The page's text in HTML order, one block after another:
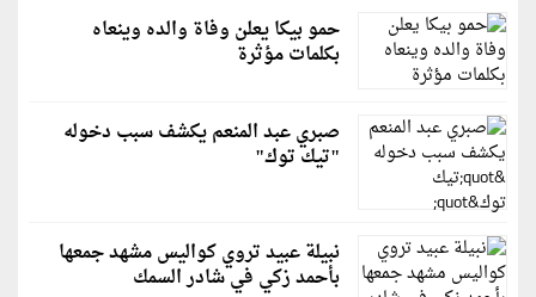
حمو بيكا يعلن وفاة والده وينعاه
بكلمات مؤثرة
صبري عبد المنعم يكشف سبب دخوله
"تيك توك"
نبيلة عبيد تروي كواليس مشهد جمعها
بأحمد زكي في شادر السمك